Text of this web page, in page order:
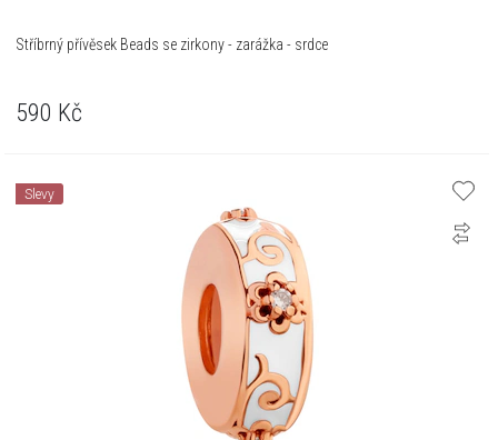
Stříbrný přívěsek Beads se zirkony - zarážka - srdce
590 Kč
Slevy